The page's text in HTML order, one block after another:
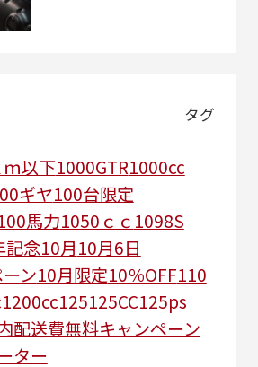
タグ
以下1000GTR1000cc
ギヤ100台限定
馬力1050ｃｃ 1098S
記念10月10月6日
ン10月限定10％OFF110
1200cc125125CC125ps
配送費無料キャンペーン
ター